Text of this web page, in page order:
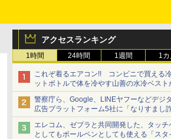
アクセスランキング
1時間 24時間 1週間 1カ
これぞ着るエアコン!! コンビニで買える
ットボトルで体を冷やす山善の水冷ベスト
ードバイクにちょうどいい【ぼっち・ざ・
ど！その14】【空いた時間でなにしてる
警察庁ら、Google、LINEヤフーなどデジ
広告プラットフォーム5社に「なりすまし
広告」対策強化を要請 著名人の写真や映
使った投資詐欺などへの対策として
エレコム、ゼブラと共同開発した、タッチ
としてもボールペンとしても使える「スタ